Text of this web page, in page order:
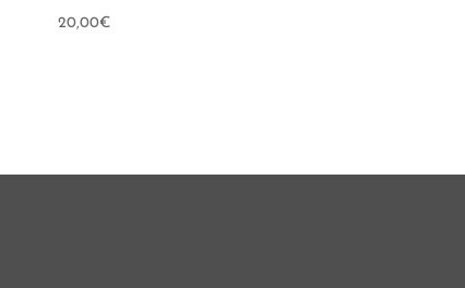
20,00€